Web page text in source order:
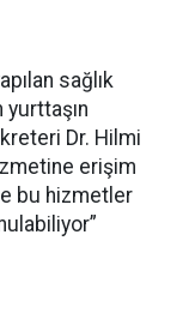
sağlık
yurttaşın
Dr. Hilmi
erişim
bu hizmetler